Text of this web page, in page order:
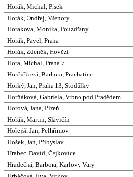
Horák, Michal, Písek
Horák, Ondřej, Všenory
Horakova, Monika, Pouzdřany
Horák, Pavel, Praha
Horák, Zdeněk, Hovězí
Hora, Michal, Praha 7
Horčičková, Barbora, Prachatice
Horký, Jan, Praha 13, Stodůlky
Horňáková, Gabriela, Vrbno pod Pradědem
Horová, Jana, Plzeň
Hořák, Martin, Slavičín
Hořejší, Jan, Pelhřimov
Hošek, Jan, Přibyslav
Hrabec, David, Čejkovice
Hradečná, Barbora, Karlovy Vary